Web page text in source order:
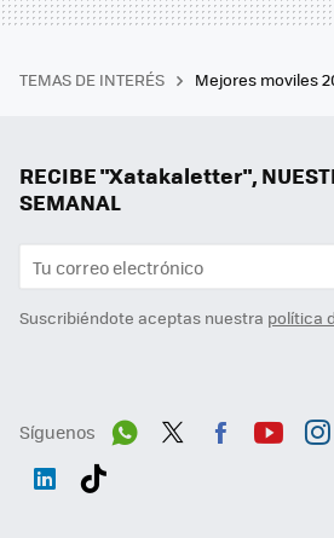
TEMAS DE INTERÉS Mejores moviles
RECIBE "Xatakaletter",
SEMANAL
Suscribiéndote aceptas nuestra política
Síguenos